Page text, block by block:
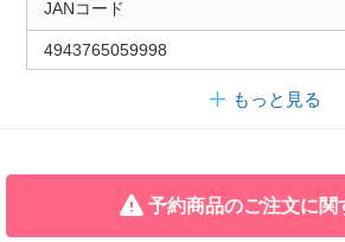
JANコード
4943765059998
もっと見る
予約商品のご注文に関